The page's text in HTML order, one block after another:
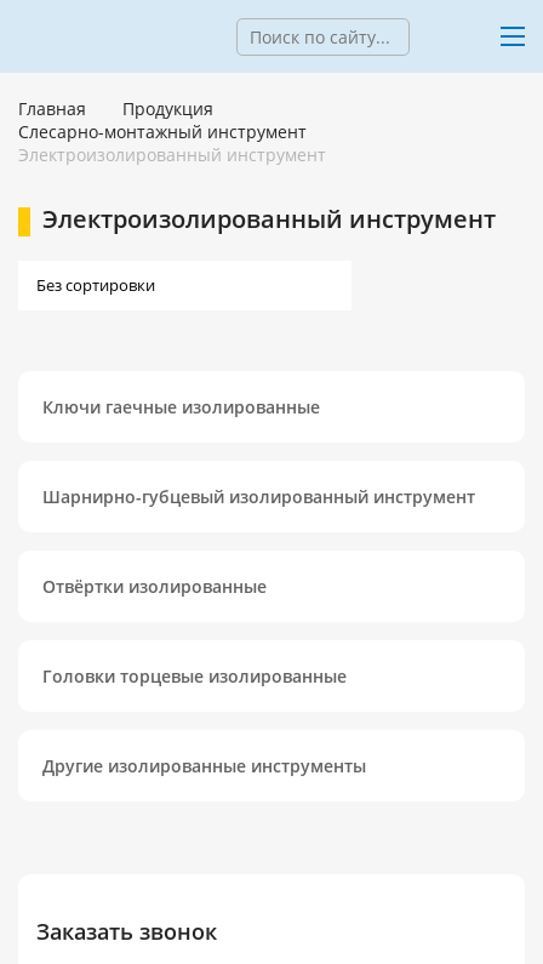
Главная
Продукция
Слесарно-монтажный инструмент
Электроизолированный инструмент
Электроизолированный инструмент
Ключи гаечные изолированные
Шарнирно-губцевый изолированный инструмент
Отвёртки изолированные
Головки торцевые изолированные
Другие изолированные инструменты
Заказать звонок